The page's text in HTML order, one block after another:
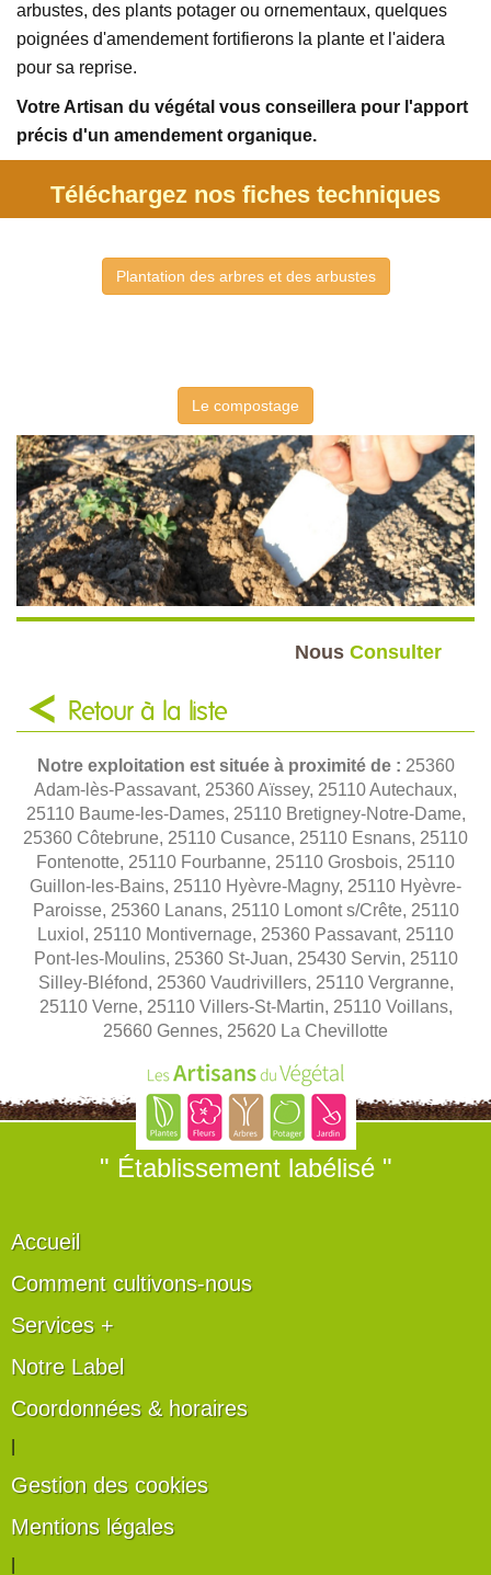
arbustes, des plants potager ou ornementaux, quelques
poignées d'amendement fortifierons la plante et l'aidera
pour sa reprise.
Votre Artisan du végétal vous conseillera pour l'apport
précis d'un amendement organique.
Téléchargez nos fiches techniques
Plantation des arbres et des arbustes
Le compostage
Nous Consulter
Retour à la liste
Notre exploitation est située à proximité de : 25360
Adam-lès-Passavant, 25360 Aïssey, 25110 Autechaux,
25110 Baume-les-Dames, 25110 Bretigney-Notre-Dame,
25360 Côtebrune, 25110 Cusance, 25110 Esnans, 25110
Fontenotte, 25110 Fourbanne, 25110 Grosbois, 25110
Guillon-les-Bains, 25110 Hyèvre-Magny, 25110 Hyèvre-
Paroisse, 25360 Lanans, 25110 Lomont s/Crête, 25110
Luxiol, 25110 Montivernage, 25360 Passavant, 25110
Pont-les-Moulins, 25360 St-Juan, 25430 Servin, 25110
Silley-Bléfond, 25360 Vaudrivillers, 25110 Vergranne,
25110 Verne, 25110 Villers-St-Martin, 25110 Voillans,
25660 Gennes, 25620 La Chevillotte
" Établissement labélisé "
Accueil
Comment cultivons-nous
Services +
Notre Label
Coordonnées & horaires
Gestion des cookies
Mentions légales